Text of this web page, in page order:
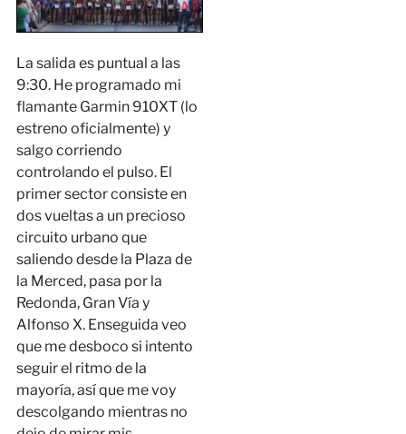
La salida es puntual a las
9:30. He programado mi
flamante Garmin 910XT (lo
estreno oficialmente) y
salgo corriendo
controlando el pulso. El
primer sector consiste en
dos vueltas a un precioso
circuito urbano que
saliendo desde la Plaza de
la Merced, pasa por la
Redonda, Gran Vía y
Alfonso X. Enseguida veo
que me desboco si intento
seguir el ritmo de la
mayoría, así que me voy
descolgando mientras no